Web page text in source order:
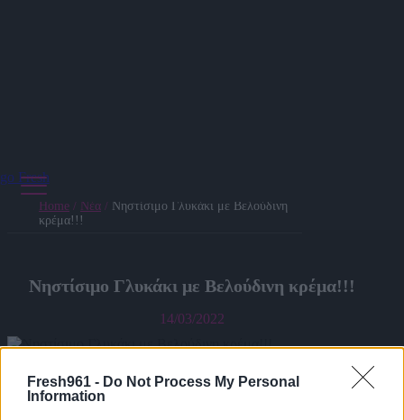
Fresh961 - Do Not Process My Personal
Information
Home / Νέα / Νηστίσιμο Γλυκάκι με Βελούδινη
κρέμα!!!
Νηστίσιμο Γλυκάκι με Βελούδινη κρέμα!!!
14/03/2022
Τα Υλικά που θα χρειαστείτε :